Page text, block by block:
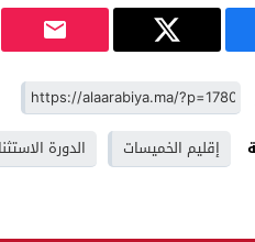
إقليم الخميسات الدورة